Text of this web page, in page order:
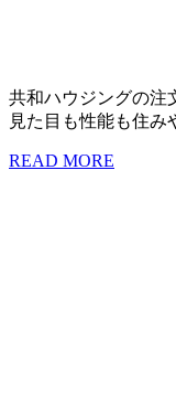
共和ハウジングの注
見た目も性能も住み
READ MORE